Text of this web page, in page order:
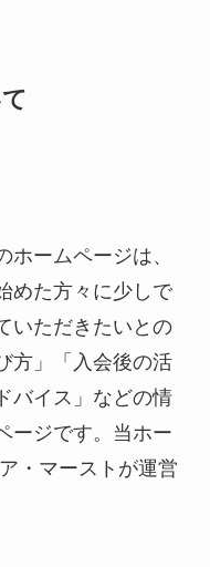
ームページは、
めた方々に少しで
いただきたいとの
方」「入会後の活
バイス」などの情
ージです。当ホー
・マーストが運営